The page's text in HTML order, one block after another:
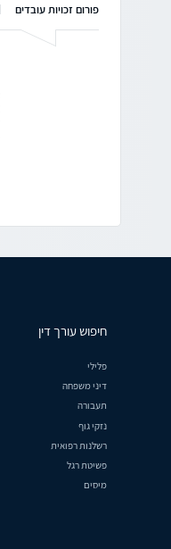
פורום זכויות עובדים
חיפוש עורך דין
פלילי
דיני משפחה
תעבורה
נזקי גוף
רשלנות רפואית
פשיטת רגל
מיסים